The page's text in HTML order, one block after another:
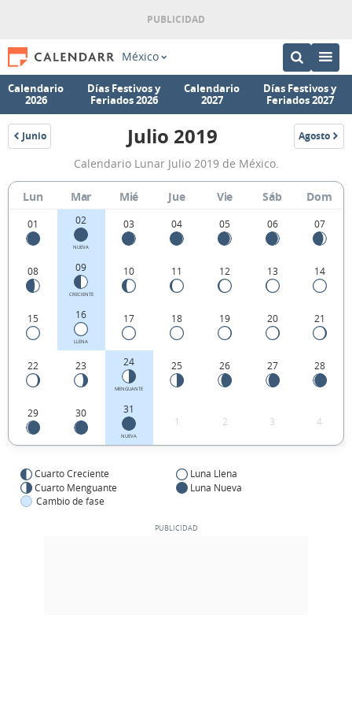
México
Calendario
2026
Días Festivos y
Feriados 2026
Calendario
2027
Días Festivos y
Feriados 2027
Junio
2019
Calendario
Lunar
Julio
2019
de
México.
Julio 2019 Agosto
2019
Calendario Lunar Julio 2019 de México.
Lun Mar Mié Jue Vie Sáb Dom
01 02
NUEVA
03 04 05 06 07
08 09
CRECIENTE
10 11 12 13 14
15 16
LLENA
17 18 19 20 21
22 23 24
MENGUANTE
25 26 27 28
29 30 31
NUEVA
1 2 3 4
Cuarto Creciente
Luna Llena
Cuarto Menguante
Luna Nueva
Cambio de fase